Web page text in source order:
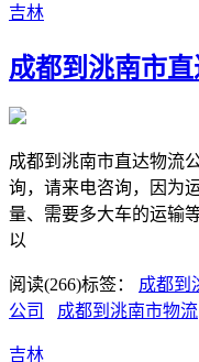
吉林
成都到洮南市
成都到洮南市直达物流
询，请来电咨询，因为
量、需要多大车的运输
以
阅读(266)标签： 成都到
公司
成都到洮南市物流
吉林